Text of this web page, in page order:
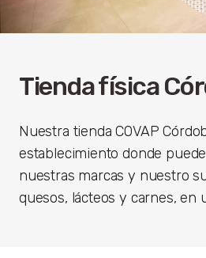
être
Tienda física
Nuestra tienda COVAP
establecimiento donde
nuestras marcas y nuestro
quesos, lácteos y carnes, en